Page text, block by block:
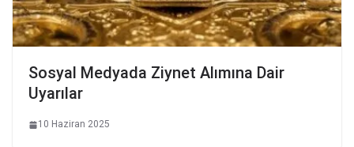
Sosyal Medyada Ziynet Alımına Dair
Uyarılar
10 Haziran 2025